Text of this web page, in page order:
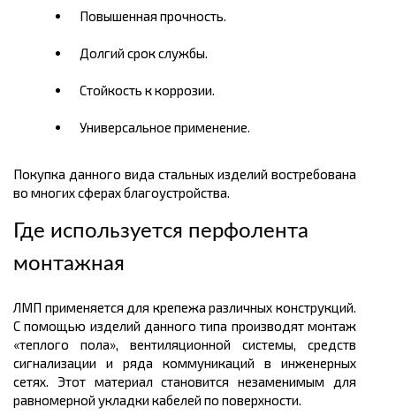
Повышенная прочность.
Долгий срок службы.
Стойкость к коррозии.
Универсальное применение.
Покупка данного вида стальных изделий востребована
во многих сферах благоустройства.
Где используется перфолента
монтажная
ЛМП применяется для крепежа различных конструкций.
С помощью изделий данного типа производят монтаж
«теплого пола», вентиляционной системы, средств
сигнализации и ряда коммуникаций в инженерных
сетях. Этот материал становится незаменимым для
равномерной укладки кабелей по поверхности.